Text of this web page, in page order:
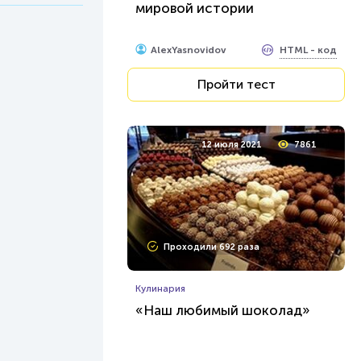
мировой истории
AlexYasnovidov HTML - код
Пройти тест
12 июля 2021 7861
Проходили 692 раза
Кулинария
«Наш любимый шоколад»